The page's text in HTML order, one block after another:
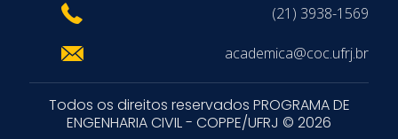
(21) 3938-1569
academica@coc.ufrj.br
Todos os direitos reservados PROGRAMA DE
ENGENHARIA CIVIL - COPPE/UFRJ © 2026